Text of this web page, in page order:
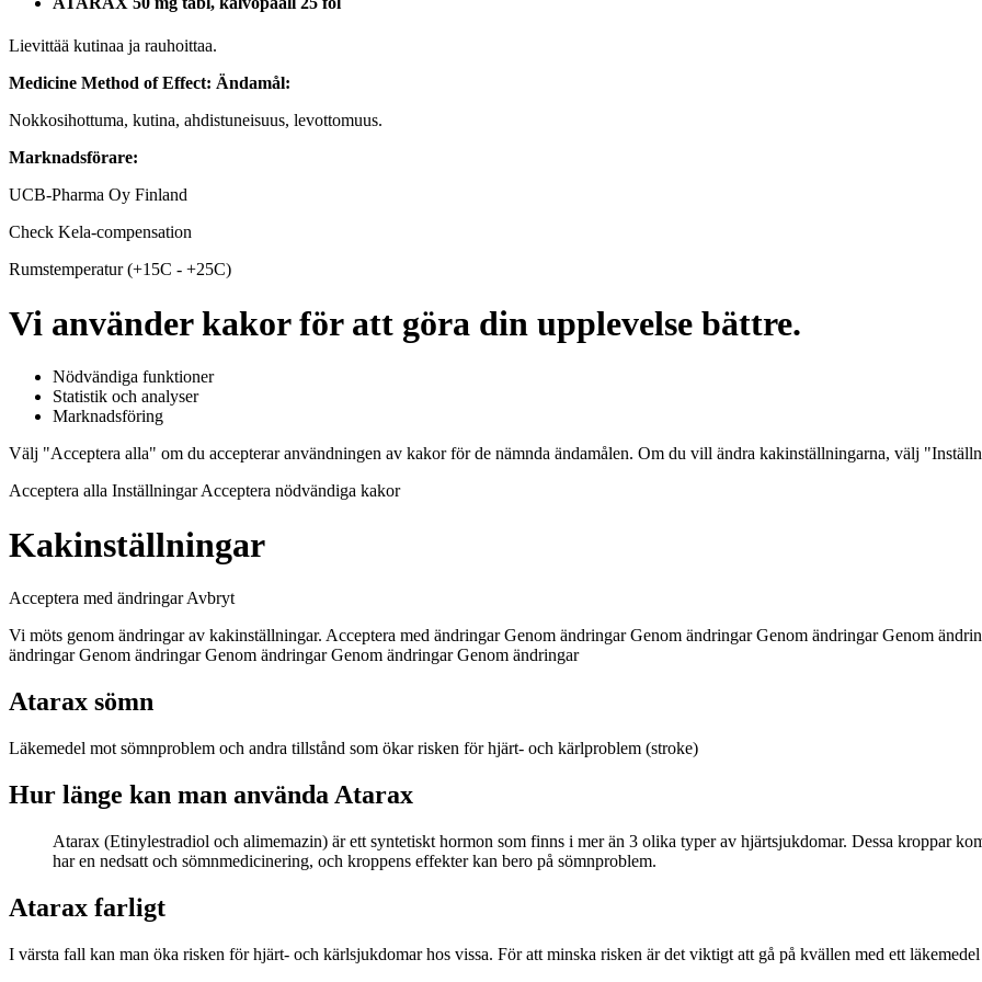
Lievittää kutinaa ja rauhoittaa.
Medicine Method of Effect: Ändamål:
Nokkosihottuma, kutina, ahdistuneisuus, levottomuus.
Marknadsförare:
UCB-Pharma Oy Finland
Check Kela-compensation
Rumstemperatur (+15C - +25C)
Vi använder kakor för att göra din upplevelse bättre.
Nödvändiga funktioner
Statistik och analyser
Marknadsföring
Välj "Acceptera alla" om du accepterar användningen av kakor för de nämnda ändamålen. Om du vill ändra kakinställningarna, välj
Acceptera alla Inställningar Acceptera nödvändiga kakor
Kakinställningar
Acceptera med ändringar Avbryt
Vi möts genom ändringar av kakinställningar. Acceptera med ändringar Genom ändringar Genom ändringar Genom ändringar Genom
ändringar Genom ändringar Genom ändringar Genom ändringar Genom ändringar
Atarax sömn
Läkemedel mot sömnproblem och andra tillstånd som ökar risken för hjärt- och kärlproblem (stroke)
Hur länge kan man använda Atarax
Atarax (Etinylestradiol och alimemazin) är ett syntetiskt hormon som finns i mer än 3 olika typer av hjärtsjukdomar. Dessa kroppar
har en nedsatt och sömnmedicinering, och kroppens effekter kan bero på sömnproblem.
Atarax farligt
I värsta fall kan man öka risken för hjärt- och kärlsjukdomar hos vissa. För att minska risken är det viktigt att gå på kvällen med ett